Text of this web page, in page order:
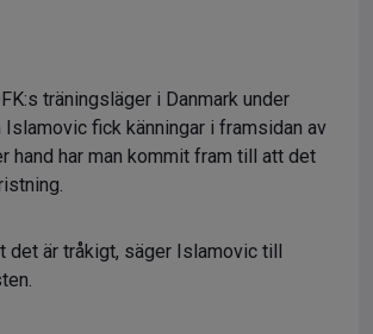
träningsläger i Danmark under
fick känningar i framsidan av
hand har man kommit fram till att det
det är tråkigt, säger Islamovic till